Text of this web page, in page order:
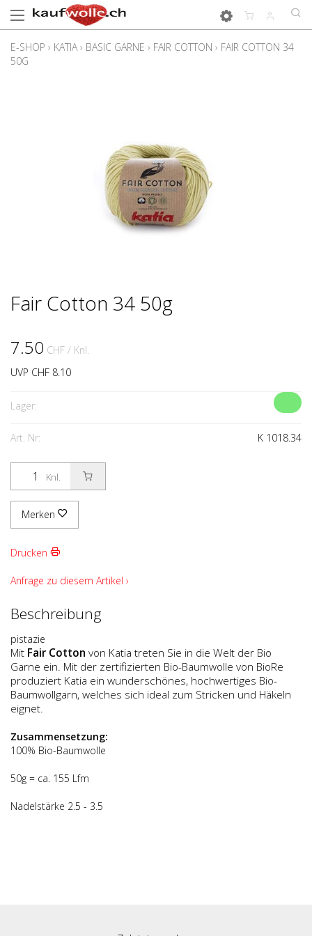
E-SHOP › KATIA › BASIC GARNE › FAIR COTTON › FAIR COTTON 34
50G
Fair Cotton 34 50g
7.50 CHF / Knl.
UVP CHF 8.10
Lager:
Art. Nr: K 1018.34
Knl.
Merken
Drucken
Anfrage zu diesem Artikel ›
Beschreibung
pistazie
Mit Fair Cotton von Katia treten Sie in die Welt der Bio
Garne ein. Mit der zertifizierten Bio-Baumwolle von BioRe
produziert Katia ein wunderschönes, hochwertiges Bio-
Baumwollgarn, welches sich ideal zum Stricken und Häkeln
eignet.
Zusammensetzung:
100% Bio-Baumwolle
50g = ca. 155 Lfm
Nadelstärke 2.5 - 3.5